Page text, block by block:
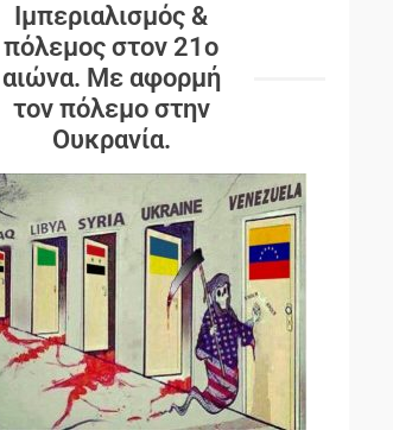
Ιμπεριαλισμός &
πόλεμος στον 21ο
αιώνα. Mε αφορμή
τον πόλεμο στην
Ουκρανία.